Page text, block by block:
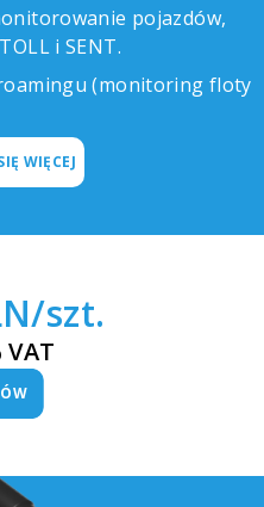
pojazdów,
i SENT.
(monitoring floty
WIĘCEJ
szt.
VAT